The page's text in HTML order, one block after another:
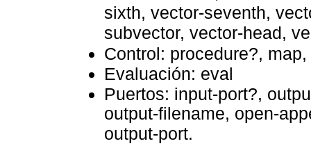
sixth, vector-seventh,
subvector, vector-head,
Control: procedure?,
Evaluación: eval
Puertos: input-port?,
output-filename, open-
output-port.